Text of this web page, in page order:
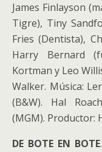
James Finlayson
Tigre), Tiny
Fries (Dentista),
Harry Bernard
Kortman y Leo
Walker. Música:
(B&W). Hal
(MGM). Productor:
DE BOTE EN BOTE